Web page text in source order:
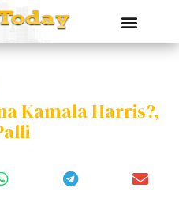
Kamala Harris?,